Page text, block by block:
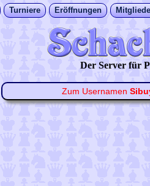
Turniere Eröffnungen
Der Server für
Zum Usernamen